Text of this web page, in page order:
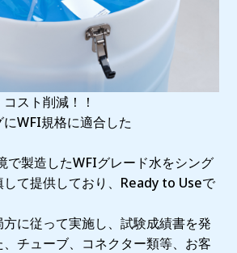
スト削減！！
WFI規格に適合した
で製造したWFIグレード水をシング
て提供しており、Ready to Useで
に従って実施し、試験成績書を発
チューブ、コネクター類等、お客